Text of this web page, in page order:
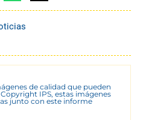
de calidad que pueden
IPS, estas imágenes
junto con este informe